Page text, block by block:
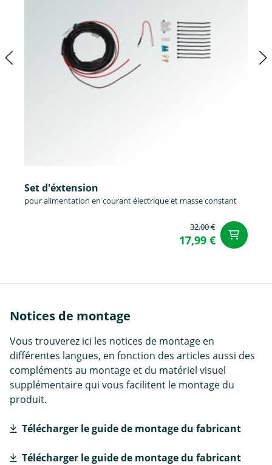
Set d'éxtension
pour alimentation en courant électrique et masse constant
32,00 €
17,99 €
Notices de montage
Vous trouverez ici les notices de montage en
différentes langues, en fonction des articles aussi des
compléments au montage et du matériel visuel
supplémentaire qui vous facilitent le montage du
produit.
Télécharger le guide de montage du fabricant
Télécharger le guide de montage du fabricant